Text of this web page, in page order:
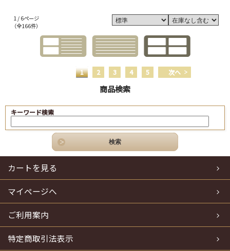
1 / 6ページ
（全166件）
1 2 3 4 5 次へ
商品検索
キーワード検索
カートを見る
マイページへ
ご利用案内
特定商取引法表示